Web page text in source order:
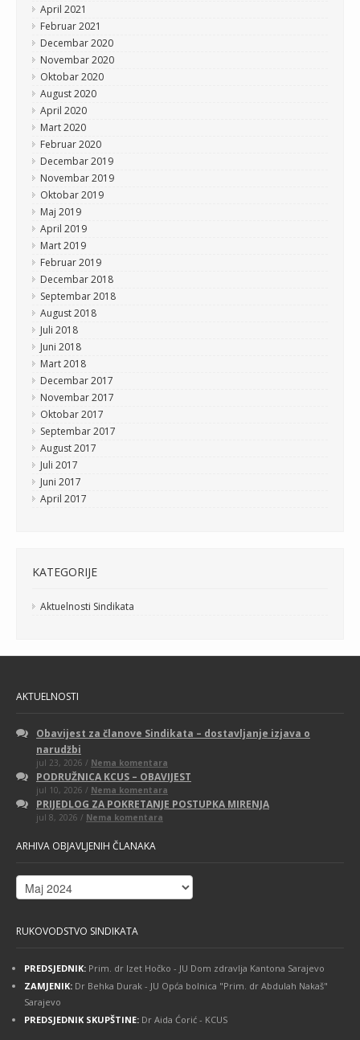
April 2021
Februar 2021
Decembar 2020
Novembar 2020
Oktobar 2020
August 2020
April 2020
Mart 2020
Februar 2020
Decembar 2019
Novembar 2019
Oktobar 2019
Maj 2019
April 2019
Mart 2019
Februar 2019
Decembar 2018
Septembar 2018
August 2018
Juli 2018
Juni 2018
Mart 2018
Decembar 2017
Novembar 2017
Oktobar 2017
Septembar 2017
August 2017
Juli 2017
Juni 2017
April 2017
KATEGORIJE
Aktuelnosti Sindikata
AKTUELNOSTI
Obavijest za članove Sindikata – dostavljanje izjava o
narudžbi
jul 23, 2026 / Nema komentara
Obavijest
za
Sindikata
–
PODRUŽNICA KCUS – OBAVIJEST
jul 10, 2026 / Nema komentara
PODRUŽNICA
KCUS
PRIJEDLOG ZA POKRETANJE POSTUPKA MIRENJA
jul 8, 2026 / Nema komentara
ARHIVA OBJAVLJENIH ČLANAKA
Arhiva
objavljenih
RUKOVODSTVO SINDIKATA
PREDSJEDNIK: Prim. dr Izet Hočko - JU Dom zdravlja Kantona Sarajevo
ZAMJENIK: Dr Behka Durak - JU Opća bolnica "Prim. dr Abdulah Nakaš"
Sarajevo
PREDSJEDNIK SKUPŠTINE: Dr Aida Ćorić - KCUS